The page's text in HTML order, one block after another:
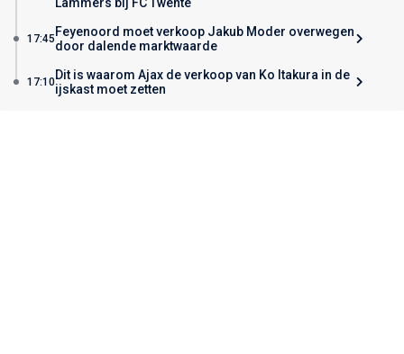
17:45 Feyenoord moet verkoop Jakub Moder overwegen
door dalende marktwaarde
17:10Dit is waarom Ajax de verkoop van Ko Itakura in de
ijskast moet zetten